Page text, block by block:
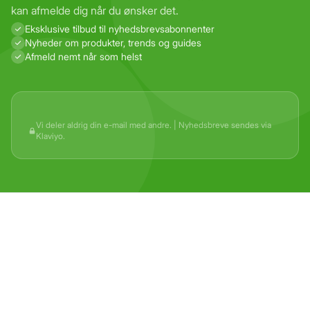
kan afmelde dig når du ønsker det.
Eksklusive tilbud til nyhedsbrevs­abonnenter
Nyheder om produkter, trends og guides
Afmeld nemt når som helst
Vi deler aldrig din e-mail med andre. | Nyhedsbreve sendes via
Klaviyo.